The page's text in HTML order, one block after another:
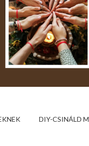
DIY-CSINÁLD